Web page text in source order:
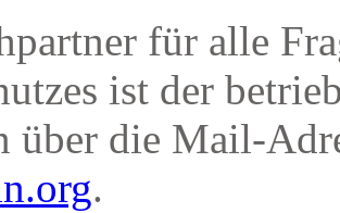
für alle
ist der
über die Mail-
.